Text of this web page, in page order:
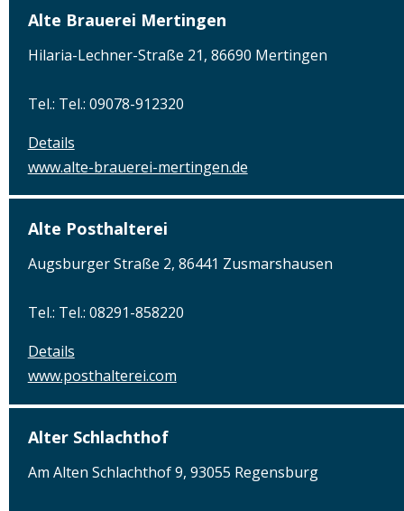
Alte Brauerei Mertingen
Hilaria-Lechner-Straße 21, 86690 Mertingen
Tel.: Tel.: 09078-912320
Details
www.alte-brauerei-mertingen.de
Alte Posthalterei
Augsburger Straße 2, 86441 Zusmarshausen
Tel.: Tel.: 08291-858220
Details
www.posthalterei.com
Alter Schlachthof
Am Alten Schlachthof 9, 93055 Regensburg